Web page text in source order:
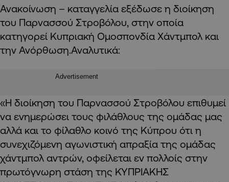
Ανακοίνωση – καταγγελία εξέδωσε η διοίκηση
του Παρνασσού Στροβόλου, στην οποία
κατηγορεί Κυπριακή Ομοσπονδία Χάντμπολ και
την Ανόρθωση.Αναλυτικά:
Advertisement
«H διοίκηση του Παρνασσού Στροβόλου επιθυμεί
να ενημερώσει τους φιλάθλους της ομάδας μας
αλλά και το φίλαθλο κοινό της Κύπρου ότι η
συνεχιζόμενη αγωνιστική απραξία της ομάδας
χάντμπολ αντρών, οφείλεται εν πολλοίς στην
πρωτόγνωρη στάση της ΚΥΠΡΙΑΚΗΣ